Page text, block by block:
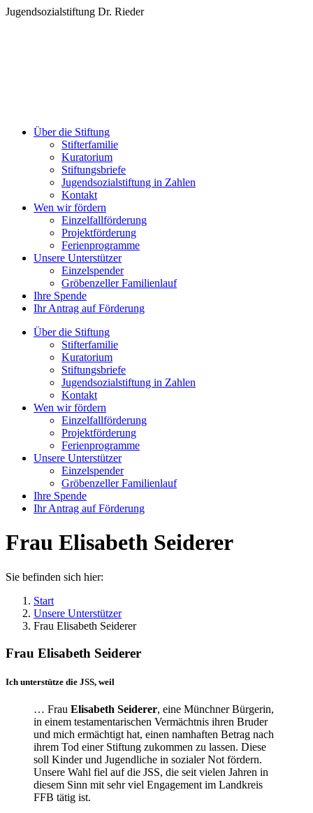
Zum
Jugendsozialstiftung Dr. Rieder
Über die Stiftung
Stifterfamilie
Kuratorium
Stiftungsbriefe
Jugendsozialstiftung in Zahlen
Kontakt
Wen wir fördern
Einzelfallförderung
Projektförderung
Ferienprogramme
Unsere Unterstützer
Einzelspender
Gröbenzeller Familienlauf
Ihre Spende
Ihr Antrag auf Förderung
Über die Stiftung
Stifterfamilie
Kuratorium
Stiftungsbriefe
Jugendsozialstiftung in Zahlen
Kontakt
Wen wir fördern
Einzelfallförderung
Projektförderung
Ferienprogramme
Unsere Unterstützer
Einzelspender
Gröbenzeller Familienlauf
Ihre Spende
Ihr Antrag auf Förderung
Frau Elisabeth Seiderer
Sie befinden sich hier:
Start
Unsere Unterstützer
Frau Elisabeth Seiderer
Frau Elisabeth Seiderer
Ich unterstütze die JSS, weil
… Frau Elisabeth Seiderer, eine Münchner Bürgerin,
in einem testamentarischen Vermächtnis ihren Bruder
und mich ermächtigt hat, einen namhaften Betrag nach
ihrem Tod einer Stiftung zukommen zu lassen. Diese
soll Kinder und Jugendliche in sozialer Not fördern.
Unsere Wahl fiel auf die JSS, die seit vielen Jahren in
diesem Sinn mit sehr viel Engagement im Landkreis
FFB tätig ist.